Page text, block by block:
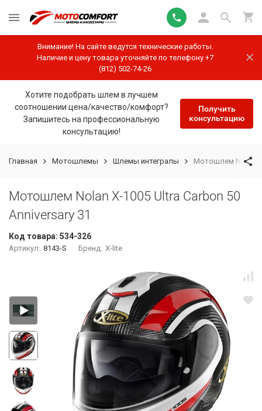
Внимание! На сайте ведутся технические работы.
Наличие и цену товара уточняйте по телефону +7
(812) 502-74-26
Хотите подобрать шлем в лучшем
соотношении цена/качество/комфорт?
Запишитесь на профессиональную
консультацию!
Получить
консультацию
Главная Мотошлемы Шлемы интегралы Мотошлем Nolan
Мотошлем Nolan X-1005 Ultra Carbon 50
Anniversary 31
Код товара: 534-326
Артикул: 8143-S Бренд: X-lite